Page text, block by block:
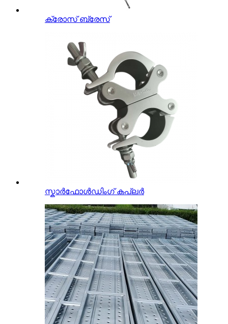
ക്രോസ് ബ്രേസ്
സ്കാർഫോൾഡിംഗ് കപ്ലർ